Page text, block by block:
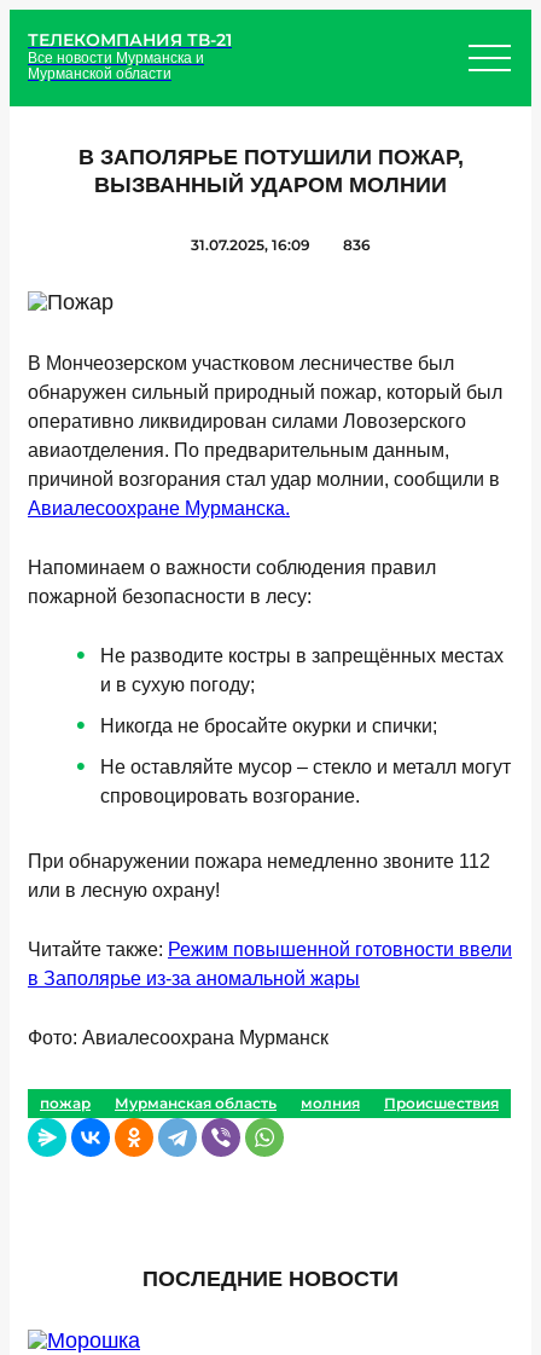
ТЕЛЕКОМПАНИЯ ТВ-21
Все новости Мурманска и
Мурманской области
В ЗАПОЛЯРЬЕ ПОТУШИЛИ ПОЖАР,
ВЫЗВАННЫЙ УДАРОМ МОЛНИИ
31.07.2025, 16:09 836
В Мончеозерском участковом лесничестве был
обнаружен сильный природный пожар, который был
оперативно ликвидирован силами Ловозерского
авиаотделения. По предварительным данным,
причиной возгорания стал удар молнии, сообщили в
Авиалесоохране Мурманска.
Напоминаем о важности соблюдения правил
пожарной безопасности в лесу:
Не разводите костры в запрещённых местах
и в сухую погоду;
Никогда не бросайте окурки и спички;
Не оставляйте мусор – стекло и металл могут
спровоцировать возгорание.
При обнаружении пожара немедленно звоните 112
или в лесную охрану!
Читайте также: Режим повышенной готовности ввели
в Заполярье из-за аномальной жары
Фото: Авиалесоохрана Мурманск
пожар Мурманская область молния Происшествия
ПОСЛЕДНИЕ НОВОСТИ